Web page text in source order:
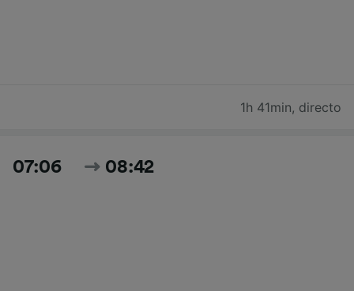
1h 41min, directo
07:06 08:42